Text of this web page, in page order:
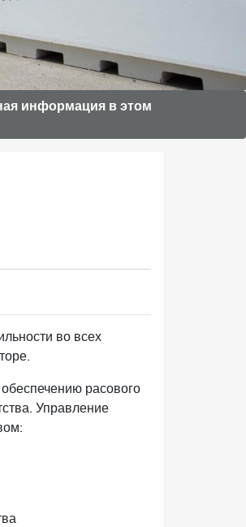
информация в этом
во всех
обеспечению расового
Управление